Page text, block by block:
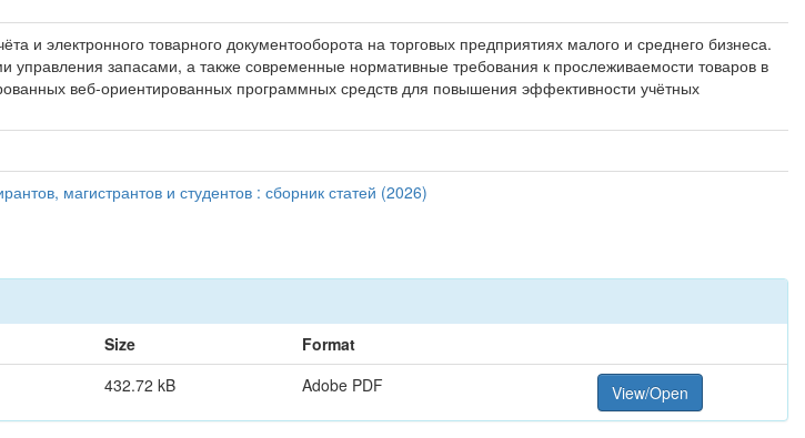
и электронного товарного документооборота на торговых предприятиях малого и среднего бизнеса.
запасами, а также современные нормативные требования к прослеживаемости товаров в
веб-ориентированных программных средств для повышения эффективности учётных
магистрантов и студентов : сборник статей (2026)
Size
Format
432.72 kB Adobe PDF View/Open